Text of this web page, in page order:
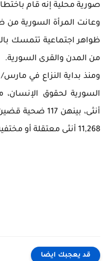
صورية محلية إنه قام
وعانت المرأة السورية من
ظواهر اجتماعية تتمسك
من المدن والقرى السورية.
أنثى، بينهن
11,268 أنثى معتقلة أو مختفية قسرًا.
قد يعجبك ايضا